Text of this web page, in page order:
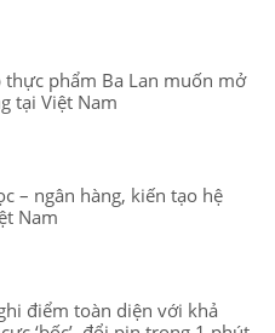
thực phẩm Ba Lan muốn mở
tại Việt Nam
– ngân hàng, kiến tạo hệ
Nam
điểm toàn diện với khả